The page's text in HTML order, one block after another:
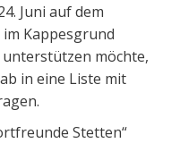
Juni auf dem
Kappesgrund
möchte,
in eine Liste mit
Stetten“